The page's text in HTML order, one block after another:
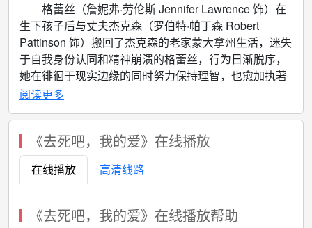
格蕾丝（詹妮弗·劳伦斯 Jennifer Lawrence 饰）在
生下孩子后与丈夫杰克森（罗伯特·帕丁森 Robert
Pattinson 饰）搬回了杰克森的老家蒙大拿州生活，迷失
于自我身份认同和精神崩溃的格蕾丝，行为日渐脱序，
她在徘徊于现实边缘的同时努力保持理智，也愈加执著
于对爱的追求……
阅读更多
《去死吧，我的爱》在线播放
在线播放 高清线路
《去死吧，我的爱》在线播放帮助